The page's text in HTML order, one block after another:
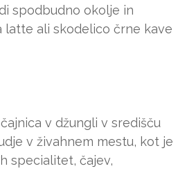
spodbudno okolje in
latte ali skodelico črne kave
v džungli v središču
v živahnem mestu, kot je
specialitet, čajev,